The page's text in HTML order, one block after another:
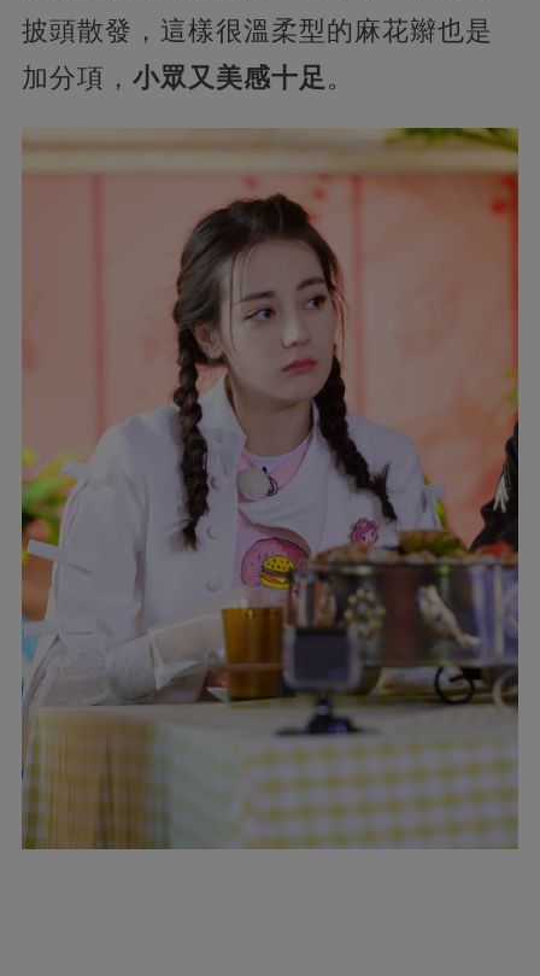
披頭散發，這樣很溫柔型的麻花辮也是
加分項， 小眾又美感十足 。